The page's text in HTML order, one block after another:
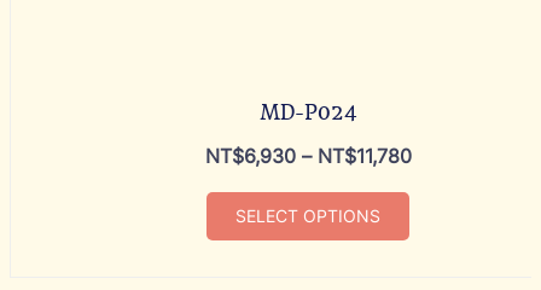
MD-P024
NT$6,930– NT$11,780
SELECT OPTIONS